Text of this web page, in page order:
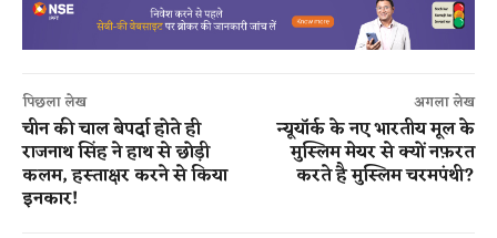
पिछला लेख
चीन की चाल बेपर्दा होते ही
राजनाथ सिंह ने हाथ से छोड़ी
कलम, हस्ताक्षर करने से किया
इनकार!
अगला लेख
न्यूयॉर्क के नए भारतीय मूल के
मुस्लिम मेयर से क्यों नफ़रत
करते है मुस्लिम चरमपंथी?